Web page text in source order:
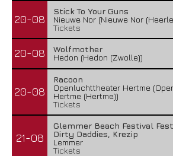
20-08
Stick To Your Guns
Nieuwe Nor (Nieuwe Nor
Tickets
20-08
Wolfmother
Hedon (Hedon (Zwolle))
20-08
Racoon
Openluchttheater Hertme
Hertme (Hertme))
Tickets
21-08
Glemmer Beach Festival
Dirty Daddies, Krezip
Lemmer
Tickets